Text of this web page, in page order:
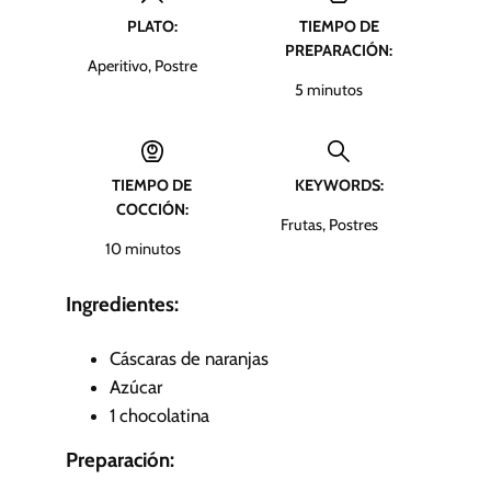
PLATO:
Aperitivo, Postre
TIEMPO DE
PREPARACIÓN:
5 m
t
s
minutos
TIEMPO DE
COCCIÓN:
10m
n
o
s
minutos
KEYWORDS:
Frutas, Postres
Ingredientes:
Cáscaras de naranjas
Azúcar
1 chocolatina
Preparación: